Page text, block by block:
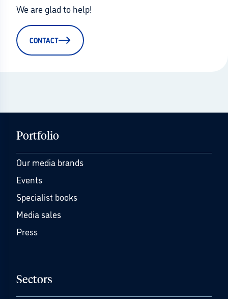
We are glad to help!
CONTACT
Portfolio
Our media brands
Events
Specialist books
Media sales
Press
Sectors